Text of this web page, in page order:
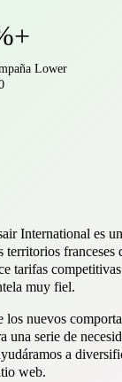
Lower
International es
territorios
tarifas
muy fiel.
los nuevos
una serie de
a
web.